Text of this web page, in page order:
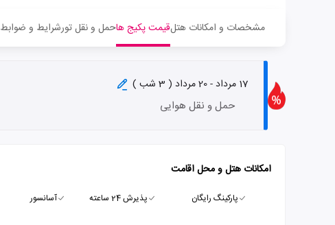
مشخصات و امکانات هتلقیمت پکیج هاحمل و نقل تورشرایط و ضوابط
17 مرداد - 20 مرداد ( 3 شب )
حمل و نقل هوایی
امکانات هتل و محل اقامت
پارکینگ رایگان پذیرش 24 ساعته آسانسور